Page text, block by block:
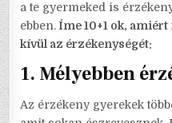
a te gyermeked is
ebben.Íme 10+1 ok,
kívül az érzékenységét:
1. Mélyebben
Az érzékeny gyerekek